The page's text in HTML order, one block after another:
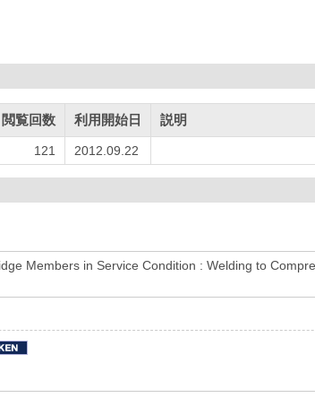
閲覧回数 利用開始日 説明
121 2012.09.22
Members in Service Condition : Welding to